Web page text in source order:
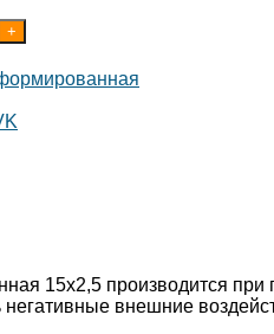
15х2,5 производится
внешние